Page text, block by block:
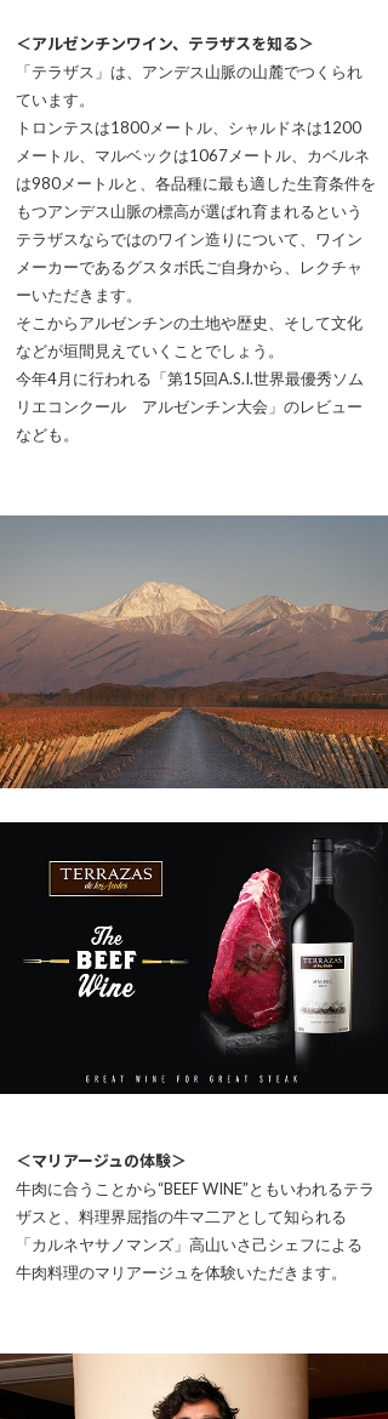
＜アルゼンチンワイン、テラザスを知る＞
「テラザス」は、アンデス山脈の山麓でつくられ
ています。
トロンテスは1800メートル、シャルドネは1200
メートル、マルベックは1067メートル、カベルネ
は980メートルと、各品種に最も適した生育条件を
もつアンデス山脈の標高が選ばれ育まれるという
テラザスならではのワイン造りについて、ワイン
メーカーであるグスタボ氏ご自身から、レクチャ
ーいただきます。
そこからアルゼンチンの土地や歴史、そして文化
などが垣間見えていくことでしょう。
今年4月に行われる「第15回A.S.I.世界最優秀ソム
リエコンクール アルゼンチン大会」のレビュー
なども。
＜マリアージュの体験＞
牛肉に合うことから“BEEF WINE”ともいわれるテラ
ザスと、料理界屈指の牛マ二アとして知られる
「カルネヤサノマンズ」高山いさ己シェフによる
牛肉料理のマリアージュを体験いただきます。